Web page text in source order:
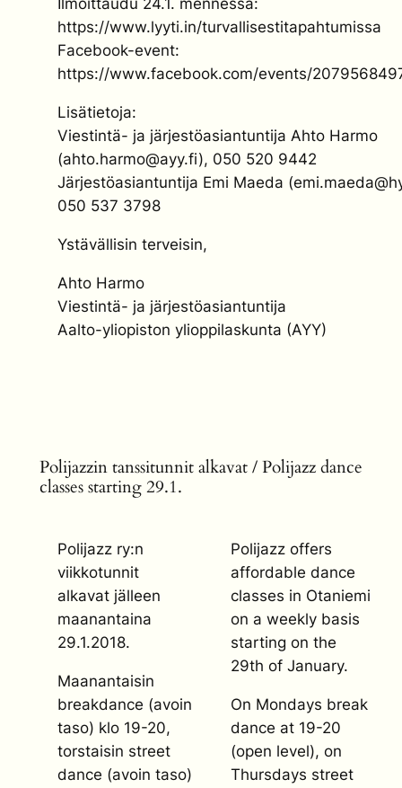
Ilmoittaudu 24.1. mennessä:
https://www.lyyti.in/turvallisestitapahtumissa
Facebook-event:
https://www.facebook.com/events/
Lisätietoja:
Viestintä- ja järjestöasiantuntija Ahto Harmo
(ahto.harmo@ayy.fi), 050 520 9442
Järjestöasiantuntija Emi Maeda
050 537 3798
Ystävällisin terveisin,
Ahto Harmo
Viestintä- ja järjestöasiantuntija
Aalto-yliopiston ylioppilaskunta (AYY)
Polijazzin tanssitunnit alkavat / Polijazz dance
classes starting 29.1.
Polijazz ry:n
viikkotunnit
alkavat jälleen
maanantaina
29.1.2018.
Maanantaisin
breakdance (avoin
taso) klo 19-20,
torstaisin street
dance (avoin taso)
Polijazz offers
affordable dance
classes in Otaniemi
on a weekly basis
starting on the
29th of January.
On Mondays break
dance at 19-20
(open level), on
Thursdays street